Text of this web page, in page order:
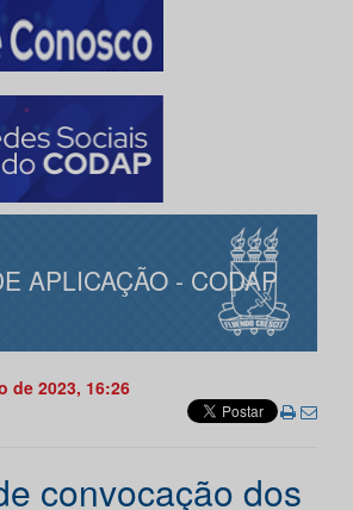
APLICAÇÃO - CODAP
de 2023, 16:26
convocação dos